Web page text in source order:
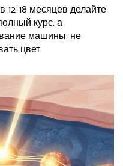
12-18 месяцев делайте
курс, а
машины: не
цвет.